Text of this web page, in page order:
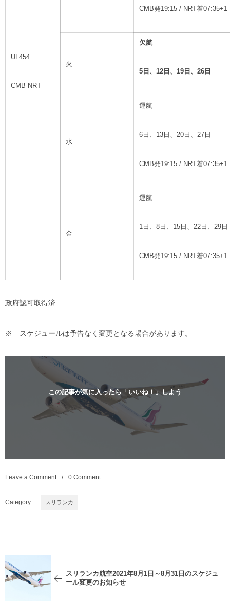
UL454
CMB-NRT
CMB発19:15 / NRT着07:35+1
火
欠航
5 日、12日、19日、26日
水
運航
6日、13日、20日、27日
CMB発19:15 / NRT着07:35+1
金
運航
1日、8日、15日、22日、29日
CMB発19:15 / NRT着07:35+1
政府認可取得済
※ スケジュールは予告なく変更となる場合があります。
この記事が気に入ったら「いいね！」しよう
Leave a Comment 0 Comment
Category : スリランカ
スリランカ航空2021年8月1日～8月31日のスケジュ
ール変更のお知らせ